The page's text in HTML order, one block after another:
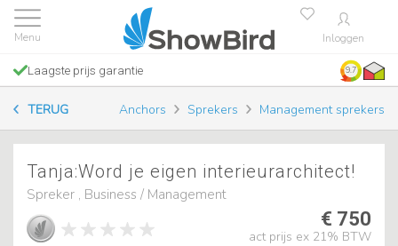
Inloggen
Laagste prijs garantie 9.7
TERUG Anchors Sprekers Management sprekers
Tanja:Word je eigen interieurarchitect!
Spreker , Business / Management
€ 750
act prijs ex 21% BTW